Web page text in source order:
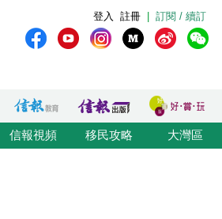
訂閱 / 續訂
註冊
登入
信報視頻 移民攻略 大灣區